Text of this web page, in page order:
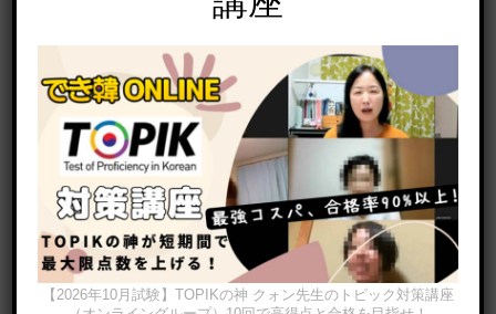
POSTED ON2020年10月27日 BY でき韓 パク先生
【2026年10月試験】TOPIKの神 クォン先生のトピック対策講座